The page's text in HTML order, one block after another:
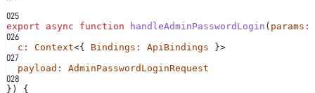
025
export async function handleAdminPasswordLogin ( params :
026
c : Context<{ Bindings : ApiBindings }>
027
payload : AdminPasswordLoginRequest
028
}) {